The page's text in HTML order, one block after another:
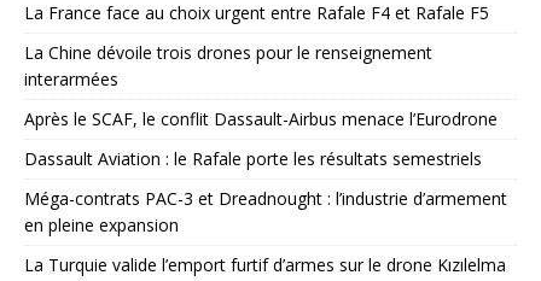
La France face au choix urgent entre Rafale F4 et Rafale F5
La Chine dévoile trois drones pour le renseignement
interarmées
Après le SCAF, le conflit Dassault-Airbus menace l’Eurodrone
Dassault Aviation : le Rafale porte les résultats semestriels
Méga-contrats PAC-3 et Dreadnought : l’industrie d’armement
en pleine expansion
La Turquie valide l’emport furtif d’armes sur le drone Kızılelma